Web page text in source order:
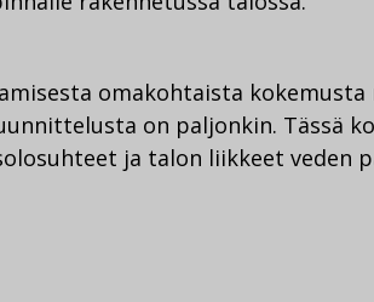
omakohtaista
on paljonkin. Tässä
ja talon liikkeet veden